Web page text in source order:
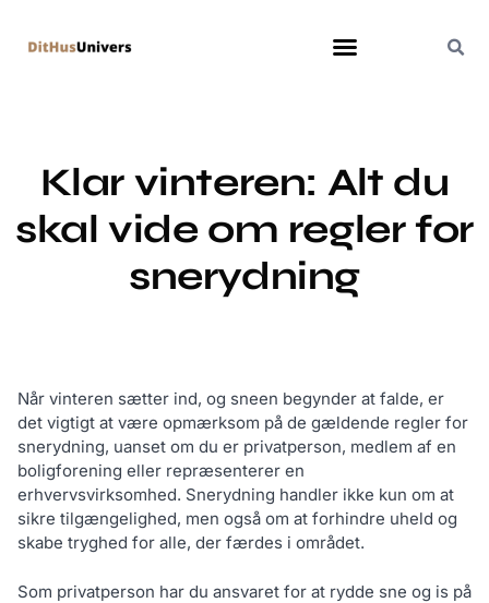
Klar vinteren: Alt du
skal vide om regler for
snerydning
Når vinteren sætter ind, og sneen begynder at falde, er
det vigtigt at være opmærksom på de gældende regler for
snerydning, uanset om du er privatperson, medlem af en
boligforening eller repræsenterer en
erhvervsvirksomhed. Snerydning handler ikke kun om at
sikre tilgængelighed, men også om at forhindre uheld og
skabe tryghed for alle, der færdes i området.
Som privatperson har du ansvaret for at rydde sne og is på